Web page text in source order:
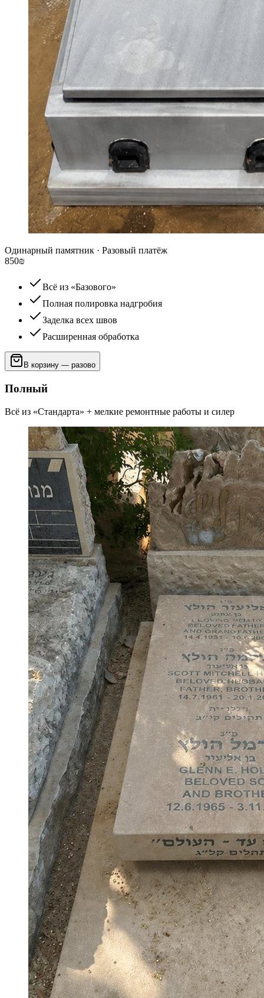
Одинарный памятник · Разовый платёж
850₪
Всё из «Базового»
Полная полировка надгробия
Заделка всех швов
Расширенная обработка
В корзину — разово
Полный
Всё из «Стандарта» + мелкие ремонтные работы и силер